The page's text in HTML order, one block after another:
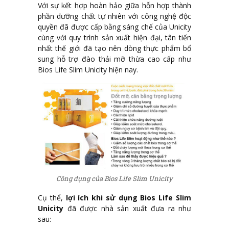
Với sự kết hợp hoàn hảo giữa hỗn hợp thành
phần dưỡng chất tự nhiên với công nghệ độc
quyền đã được cấp bằng sáng chế của Unicity
cùng với quy trình sản xuất hiện đại, tân tiến
nhất thế giới đã tạo nên dòng thực phẩm bổ
sung hỗ trợ đào thải mỡ thừa cao cấp như
Bios Life Slim Unicity hiện nay.
Công dụng của Bios Life Slim Unicity
Cụ thể, lợi ích khi sử dụng Bios Life Slim
Unicity đã được nhà sản xuất đưa ra như
sau: